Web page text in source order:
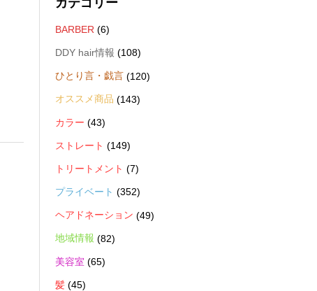
BARBER (6)
DDY hair情報 (108)
ひとり言・戯言 (120)
オススメ商品 (143)
カラー (43)
ストレート (149)
トリートメント (7)
プライベート (352)
ヘアドネーション (49)
地域情報 (82)
美容室 (65)
髪 (45)